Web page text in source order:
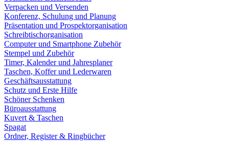
Verpacken und Versenden
Konferenz, Schulung und Planung
Präsentation und Prospektorganisation
Schreibtischorganisation
Computer und Smartphone Zubehör
Stempel und Zubehör
Timer, Kalender und Jahresplaner
Taschen, Koffer und Lederwaren
Geschäftsausstattung
Schutz und Erste Hilfe
Schöner Schenken
Büroausstattung
Kuvert & Taschen
Spagat
Ordner, Register & Ringbücher